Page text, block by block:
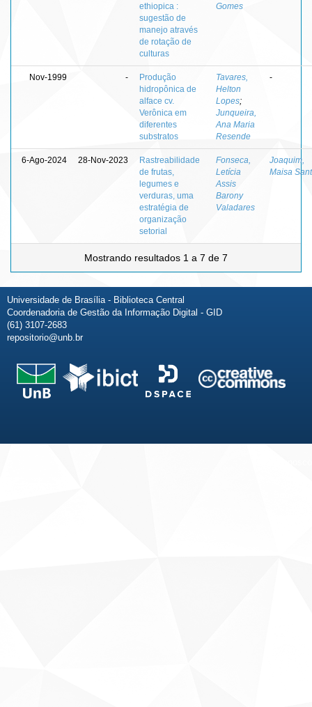
ethiopica :
sugestão de
manejo através
de rotação de
culturas
Gomes
Nov-1999 -
Produção
hidropônica de
alface cv.
Verônica em
diferentes
substratos
Tavares,
Helton
Lopes;
Junqueira,
Ana Maria
Resende
-
6-Ago-2024 28-Nov-2023
Rastreabilidade
de frutas,
legumes e
verduras, uma
estratégia de
organização
setorial
Fonseca,
Letícia
Assis
Barony
Valadares
Joaquim,
Maisa
Mostrando resultados 1 a 7 de 7
Universidade de Brasília - Biblioteca Central
Coordenadoria de Gestão da Informação Digital - GID
(61) 3107-2683
repositorio@unb.br